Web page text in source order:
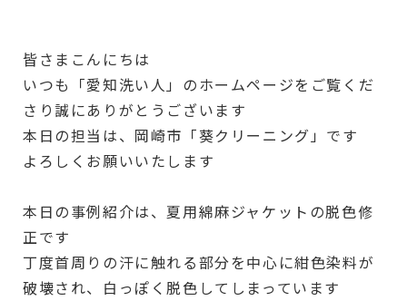
皆さまこんにちは
いつも「愛知洗い人」のホームページをご覧くだ
さり誠にありがとうございます
本日の担当は、岡崎市「葵クリーニング」です
よろしくお願いいたします
本日の事例紹介は、夏用綿麻ジャケットの脱色修
正です
丁度首周りの汗に触れる部分を中心に紺色染料が
破壊され、白っぽく脱色してしまっています